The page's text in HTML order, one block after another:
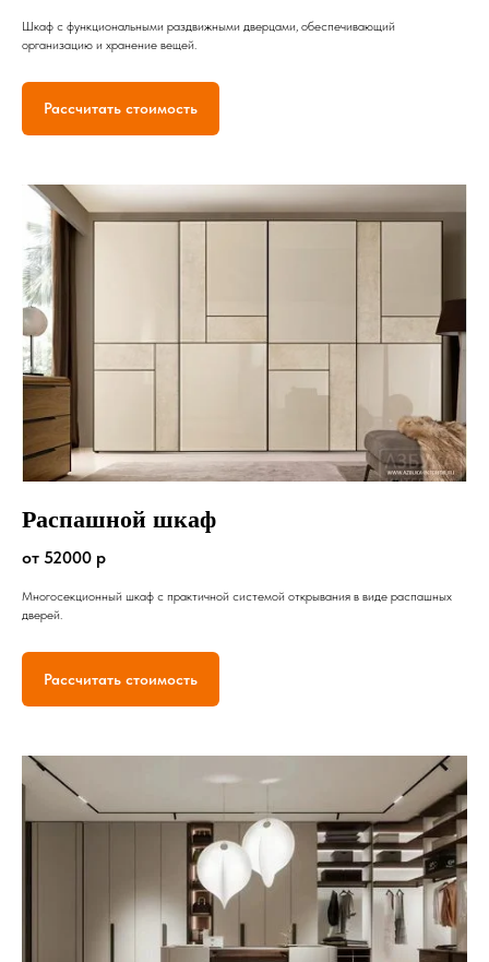
Шкаф с функциональными раздвижными дверцами, обеспечивающий
организацию и хранение вещей.
Рассчитать стоимость
Распашной шкаф
от 52000 р
Многосекционный шкаф с практичной системой открывания в виде распашных
дверей.
Рассчитать стоимость